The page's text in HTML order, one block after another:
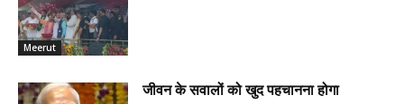
Meerut
जीवन के सवालों को खुद पहचानना होगा